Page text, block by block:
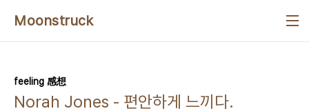
Moonstruck
feeling 感想
Norah Jones - 편안하게 느끼다.